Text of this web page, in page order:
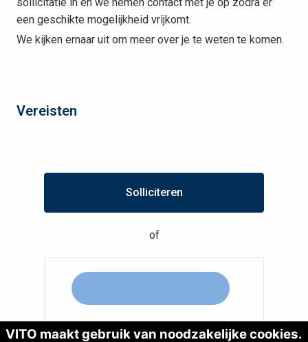
een geschikte mogelijkheid vrijkomt.
We kijken ernaar uit om meer over je te weten te komen.
Vereisten
Solliciteren
of
Solliciteren met Indeed
VITO maakt gebruik van noodzakelijke cookies.